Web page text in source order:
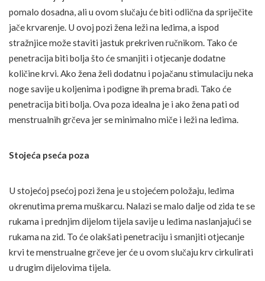
pomalo dosadna, ali u ovom slučaju će biti odlična da spriječite
jače krvarenje. U ovoj pozi žena leži na leđima, a ispod
stražnjice može staviti jastuk prekriven ručnikom. Tako će
penetracija biti bolja što će smanjiti i otjecanje dodatne
količine krvi. Ako žena želi dodatnu i pojačanu stimulaciju neka
noge savije u koljenima i podigne ih prema bradi. Tako će
penetracija biti bolja. Ova poza idealna je i ako žena pati od
menstrualnih grčeva jer se minimalno miče i leži na leđima.
Stojeća pseća poza
U stojećoj psećoj pozi žena je u stojećem položaju, leđima
okrenutima prema muškarcu. Nalazi se malo dalje od zida te se
rukama i prednjim dijelom tijela savije u leđima naslanjajući se
rukama na zid. To će olakšati penetraciju i smanjiti otjecanje
krvi te menstrualne grčeve jer će u ovom slučaju krv cirkulirati
u drugim dijelovima tijela.